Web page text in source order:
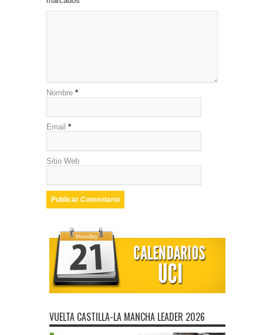
Nombre *
Email *
Sitio Web
VUELTA CASTILLA-LA MANCHA LEADER 2026